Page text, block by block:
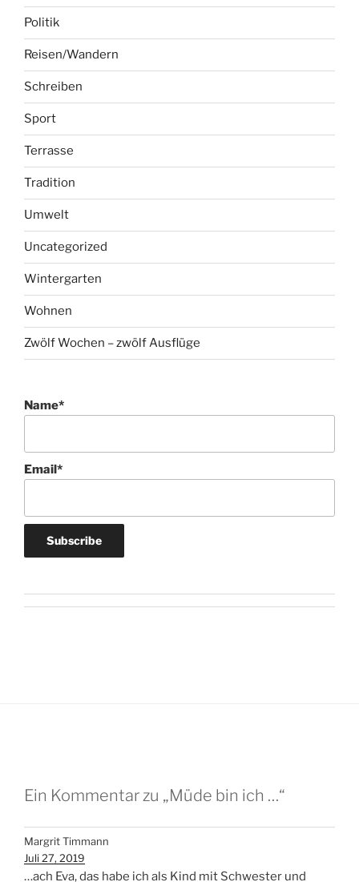
Politik
Reisen/Wandern
Schreiben
Sport
Terrasse
Tradition
Umwelt
Uncategorized
Wintergarten
Wohnen
Zwölf Wochen – zwölf Ausflüge
Name*
Email*
Ein Kommentar zu „Müde bin ich …“
Margrit Timmann
Juli 27, 2019
…ach Eva, das habe ich als Kind mit Schwester und